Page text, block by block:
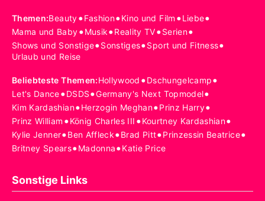
Themen:Beauty•Fashion•Kino und Film •Liebe•
Mama und Baby•Musik•Reality TV•Serien•
Shows und Sonstige•Sonstiges•Sport und Fitness•
Urlaub und Reise
Beliebteste Themen:Hollywood •Dschungelcamp•
Let's Dance•DSDS•Germany's Next Topmodel•
Kim Kardashian•Herzogin Meghan•Prinz Harry•
Prinz William •König Charles III •Kourtney Kardashian•
Kylie Jenner•Ben Affleck•Brad Pitt•Prinzessin Beatrice•
Britney Spears•Madonna•Katie Price
Sonstige Links